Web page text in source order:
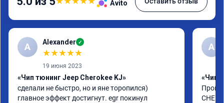
Avito
A Alexander ✓
★★★★★
19 июня 2023
«Чип тюнинг Jeep Cherokee KJ»
сделали не быстро, но и яне торопился)
главное эффект достигнут. egr покинул
А
«Чип